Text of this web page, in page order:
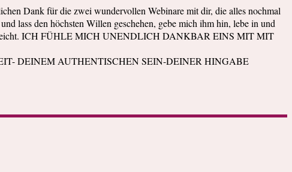
Dank für die zwei wundervollen Webinare mit dir, die alles nochmal
lass den höchsten Willen geschehen, gebe mich ihm hin, lebe in und
leicht. ICH FÜHLE MICH UNENDLICH DANKBAR EINS MIT MIT
DEINEM AUTHENTISCHEN SEIN-DEINER HINGABE